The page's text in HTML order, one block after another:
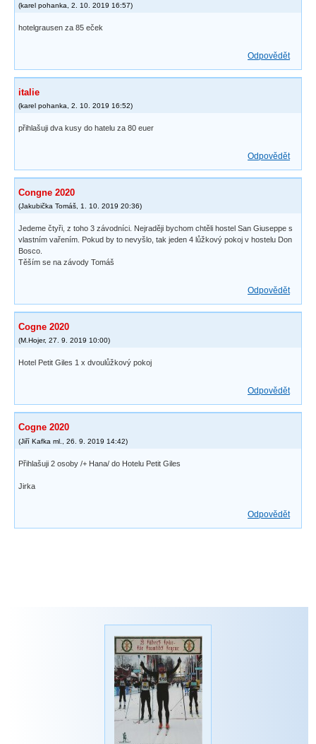
(karel pohanka 2. 10. 2019 16:57)
hotelgrausen za 85 eček
Odpovědět
italie
(karel pohanka, 2. 10. 2019 16:52)
přihlašuji dva kusy do hatelu za 80 euer
Odpovědět
Congne 2020
(Jakubička Tomáš, 1. 10. 2019 20:36)
Jedeme čtyři, z toho 3 závodníci. Nejraději bychom chtěli hostel San Giuseppe s
vlastním vařením. Pokud by to nevyšlo, tak jeden 4 lůžkový pokoj v hostelu Don
Bosco.
Těším se na závody Tomáš
Odpovědět
Cogne 2020
(M.Hojer, 27. 9. 2019 10:00)
Hotel Petit Giles 1 x dvoulůžkový pokoj
Odpovědět
Cogne 2020
(Jiří Kafka ml. 26. 9. 2019 14:42)
Přihlašuji 2 osoby /+ Hana/ do Hotelu Petit Giles
Jirka
Odpovědět